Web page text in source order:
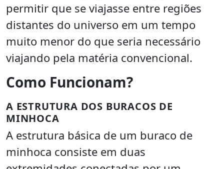
permitir que se viajasse entre regiões
distantes do universo em um tempo
muito menor do que seria necessário
viajando pela matéria convencional.
Como Funcionam?
A ESTRUTURA DOS BURACOS DE
MINHOCA
A estrutura básica de um buraco de
minhoca consiste em duas